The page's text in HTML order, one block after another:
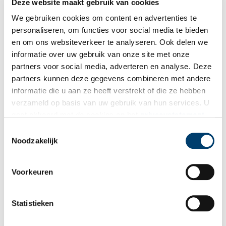
Deze website maakt gebruik van cookies
We gebruiken cookies om content en advertenties te
personaliseren, om functies voor social media te bieden
en om ons websiteverkeer te analyseren. Ook delen we
informatie over uw gebruik van onze site met onze
partners voor social media, adverteren en analyse. Deze
partners kunnen deze gegevens combineren met andere
informatie die u aan ze heeft verstrekt of die ze hebben
verzameld op basis van uw gebruik van hun services. U
Noodzakelijk
Voorkeuren
Statistieken
om de archeologische begeleiding van een project, dus geen
archeologische opgraving. Enkel het deel dat straks
watercompensatie wordt, wordt nu onderzocht.
De opgegraven skeletten in Zijdewind. Foto: Archeologie West-Friesland.